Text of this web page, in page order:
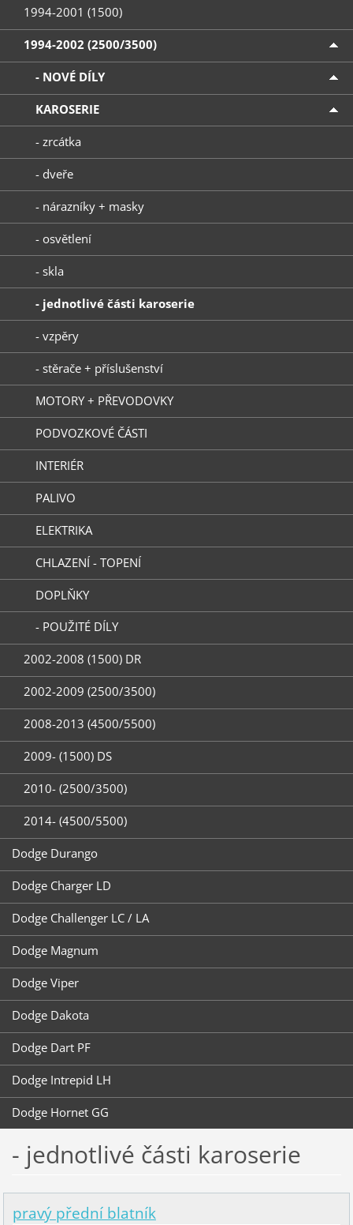
1994-2001 (1500)
1994-2002 (2500/3500)
- NOVÉ DÍLY
KAROSERIE
- zrcátka
- dveře
- nárazníky + masky
- osvětlení
- skla
- jednotlivé části karoserie
- vzpěry
- stěrače + příslušenství
MOTORY + PŘEVODOVKY
PODVOZKOVÉ ČÁSTI
INTERIÉR
PALIVO
ELEKTRIKA
CHLAZENÍ - TOPENÍ
DOPLŇKY
- POUŽITÉ DÍLY
2002-2008 (1500) DR
2002-2009 (2500/3500)
2008-2013 (4500/5500)
2009- (1500) DS
2010- (2500/3500)
2014- (4500/5500)
Dodge Durango
Dodge Charger LD
Dodge Challenger LC / LA
Dodge Magnum
Dodge Viper
Dodge Dakota
Dodge Dart PF
Dodge Intrepid LH
Dodge Hornet GG
- jednotlivé části karoserie
pravý přední blatník